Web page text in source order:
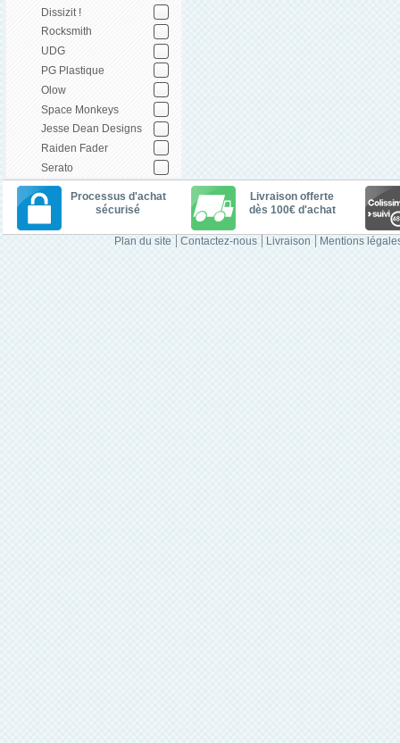
Dissizit !
Rocksmith
UDG
PG Plastique
Olow
Space Monkeys
Jesse Dean Designs
Raiden Fader
Serato
Processus d'achat
sécurisé
Livraison offerte
dès 100€ d'achat
Plan du site Contactez-nous Livraison Mentions